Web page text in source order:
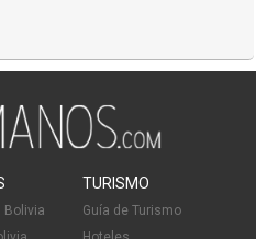
Bolivia
TURISMO
Guía de Turismo